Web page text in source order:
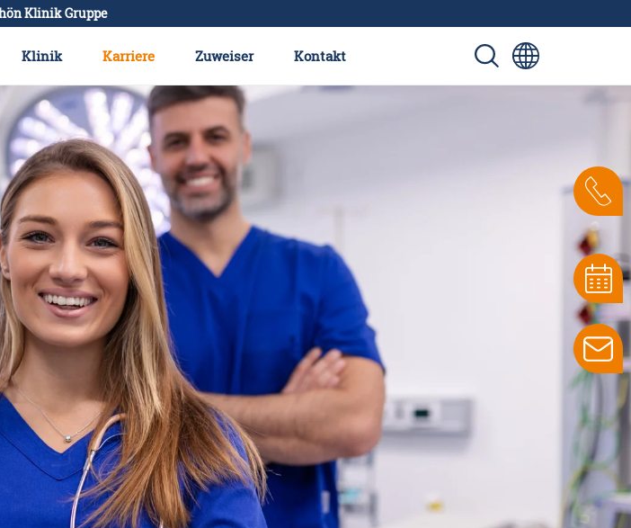
Klinik Gruppe
Klinik Karriere Zuweiser Kontakt